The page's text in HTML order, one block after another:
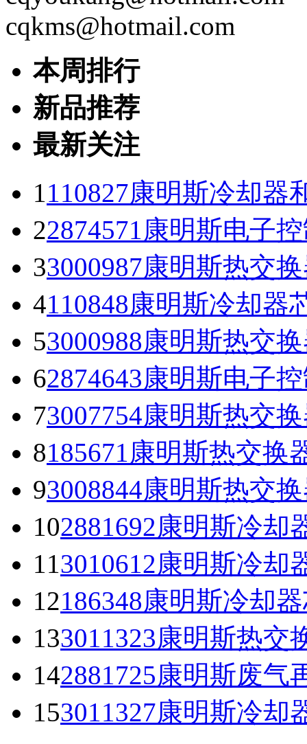
cqkms@hotmail.com
本周排行
新品推荐
最新关注
1110827康明斯冷却器
22874571康明斯电子
33000987康明斯热交
4110848康明斯冷却器
53000988康明斯热交
62874643康明斯电子
73007754康明斯热交
8185671康明斯热交换
93008844康明斯热交
102881692康明斯冷却
113010612康明斯冷却
12186348康明斯冷却
133011323康明斯热交
142881725康明斯废气
153011327康明斯冷却